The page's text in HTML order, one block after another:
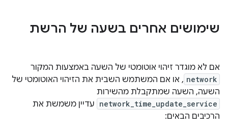
שימושים אחרים בשעה של הרשת
אם לא מוגדר זיהוי אוטומטי של השעה באמצעות המקור
network , או אם המשתמש השבית את הזיהוי האוטומטי של
השעה, השעה שמתקבלת מהשירות
network_time_update_service עדיין משמשת את
הרכיבים הבאים: